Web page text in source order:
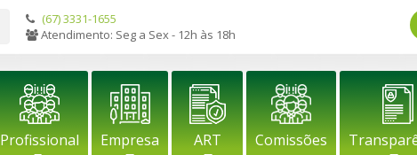
(67) 3331-1655
Atendimento: Seg a Sex - 12h às 18h
Profissional Empresa ART Comissões